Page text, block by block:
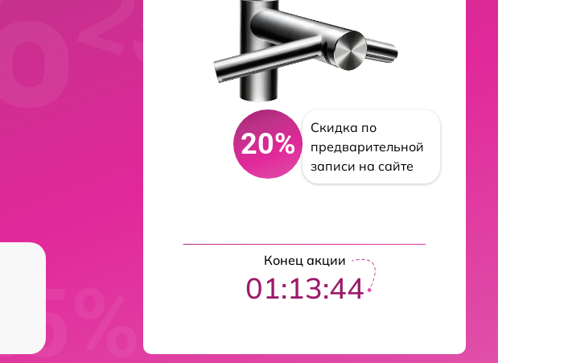
20%
Скидка по
предварительной
записи на сайте
Конец акции
01:13:43